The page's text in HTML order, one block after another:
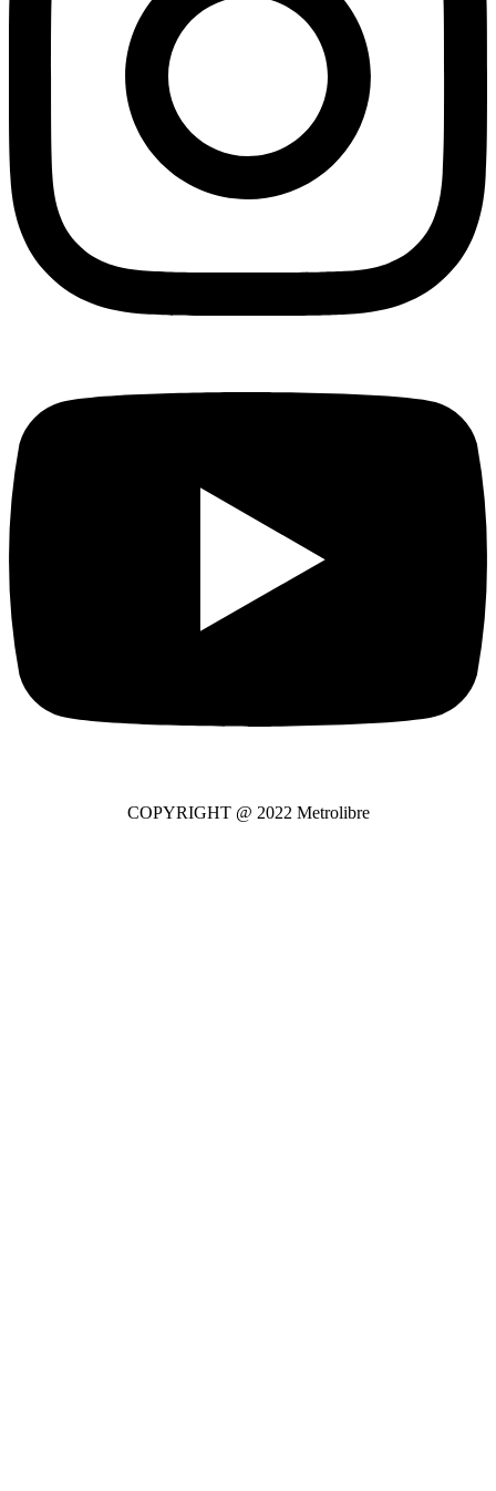
COPYRIGHT @ 2022 Metrolibre